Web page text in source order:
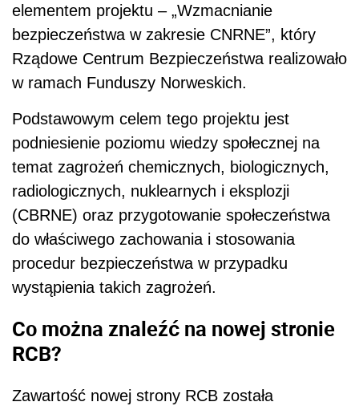
elementem projektu – „Wzmacnianie
bezpieczeństwa w zakresie CNRNE”, który
Rządowe Centrum Bezpieczeństwa realizowało
w ramach Funduszy Norweskich.
Podstawowym celem tego projektu jest
podniesienie poziomu wiedzy społecznej na
temat zagrożeń chemicznych, biologicznych,
radiologicznych, nuklearnych i eksplozji
(CBRNE) oraz przygotowanie społeczeństwa
do właściwego zachowania i stosowania
procedur bezpieczeństwa w przypadku
wystąpienia takich zagrożeń.
Co można znaleźć na nowej stronie
RCB?
Zawartość nowej strony RCB została